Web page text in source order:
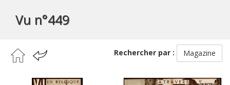
Vu n°449
Rechercher par : Magazine